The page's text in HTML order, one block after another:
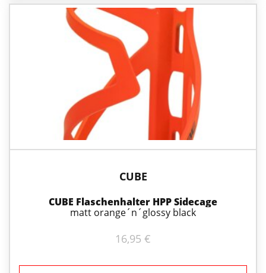
CUBE
CUBE Flaschenhalter HPP Sidecage
matt orange´n´glossy black
16,95€